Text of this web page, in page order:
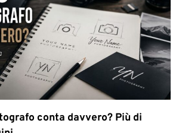
conta davvero? Più di